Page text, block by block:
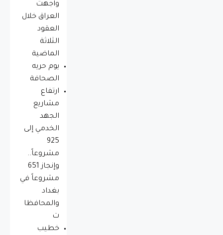
واجهت
العراق خلال
العقود
الثلاثة
الماضية
يوم حريه
الصحافة
ارتفاع
مشاريع
الجهد
الخدمي إلى
925
مشروعاً..
وإنجاز 651
مشروعاً في
بغداد
والمحافظا
ت
خطيب